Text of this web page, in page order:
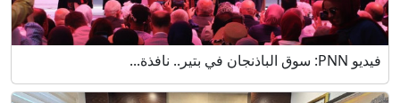
فيديو PNN: سوق الباذنجان في بتير.. نافذة...